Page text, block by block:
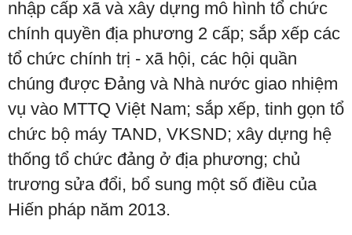
nhập cấp xã và xây dựng mô hình tổ chức
chính quyền địa phương 2 cấp; sắp xếp các
tổ chức chính trị - xã hội, các hội quần
chúng được Đảng và Nhà nước giao nhiệm
vụ vào MTTQ Việt Nam; sắp xếp, tinh gọn tổ
chức bộ máy TAND, VKSND; xây dựng hệ
thống tổ chức đảng ở địa phương; chủ
trương sửa đổi, bổ sung một số điều của
Hiến pháp năm 2013.